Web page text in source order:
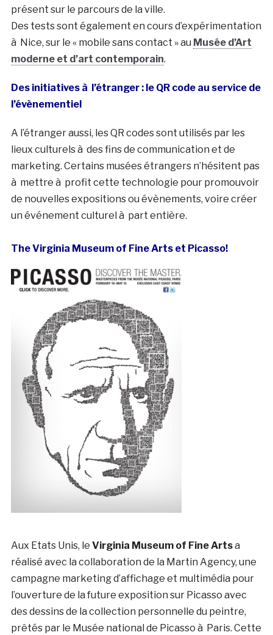
présent sur le parcours de la ville.
Des tests sont également en cours d’expérimentation
à Nice, sur le « mobile sans contact » au Musée d’Art
moderne et d’art contemporain.
Des initiatives à l’étranger : le QR code au service de
l’évènementiel
A l’étranger aussi, les QR codes sont utilisés par les
lieux culturels à des fins de communication et de
marketing. Certains musées étrangers n’hésitent pas
à mettre à profit cette technologie pour promouvoir
de nouvelles expositions ou évènements, voire créer
un événement culturel à part entière.
The Virginia Museum of Fine Arts et Picasso!
Aux Etats Unis, le Virginia Museum of Fine Artsa
réalisé avec la collaboration de la Martin Agency, une
campagne marketing d’affichage et multimédia pour
l’ouverture de la future exposition sur Picasso avec
des dessins de la collection personnelle du peintre,
prêtés par le Musée national de Picasso à Paris. Cette